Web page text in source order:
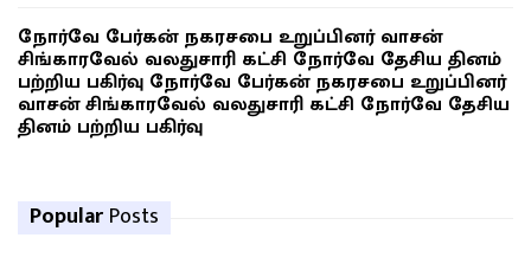
நோர்வே பேர்கன் நகரசபை உறுப்பினர் வாசன்
சிங்காரவேல் வலதுசாரி கட்சி நோர்வே தேசிய தினம்
பற்றிய பகிர்வு நோர்வே பேர்கன் நகரசபை உறுப்பினர்
வாசன் சிங்காரவேல் வலதுசாரி கட்சி நோர்வே தேசிய
தினம் பற்றிய பகிர்வு
Popular Posts